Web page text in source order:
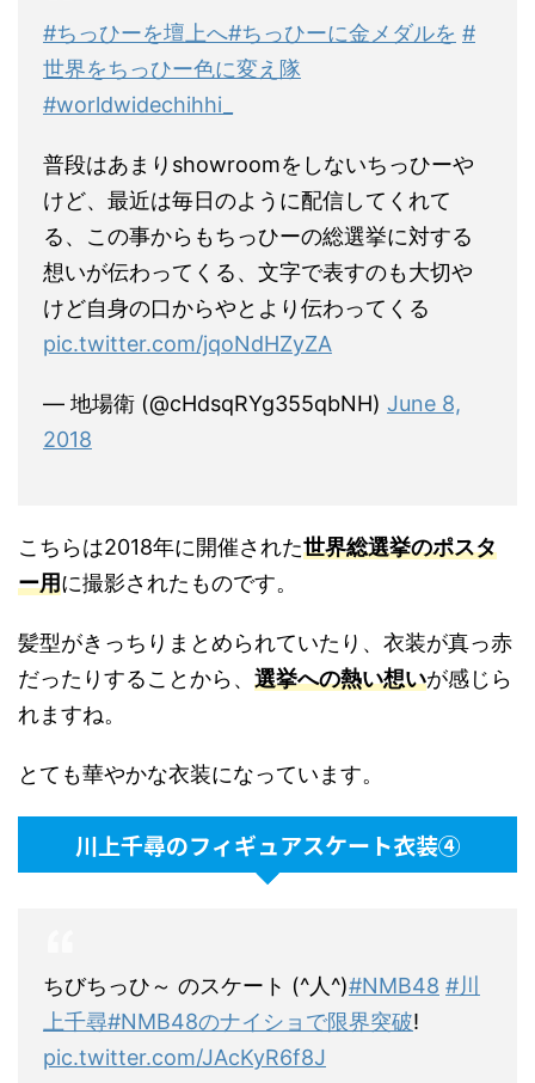
#ちっひーを壇上へ#ちっひーに金メダルを #
世界をちっひー色に変え隊
#worldwidechihhi_
普段はあまりshowroomをしないちっひーや
けど、最近は毎日のように配信してくれて
る、この事からもちっひーの総選挙に対する
想いが伝わってくる、文字で表すのも大切や
けど自身の口からやとより伝わってくる
pic.twitter.com/jqoNdHZyZA
— 地場衛 (@cHdsqRYg355qbNH) June 8,
2018
こちらは2018年に開催された世界総選挙のポスタ
ー用に撮影されたものです。
髪型がきっちりまとめられていたり、衣装が真っ赤
だったりすることから、 選挙への熱い想いが感じら
れますね。
とても華やかな衣装になっています。
川上千尋のフィギュアスケート衣装④
ちびちっひ～ のスケート (^人^)#NMB48 #川
上千尋#NMB48のナイショで限界突破!
pic.twitter.com/JAcKyR6f8J